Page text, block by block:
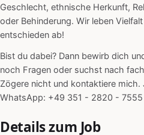
Geschlecht, ethnische Herkunft,
oder Behinderung. Wir leben
entschieden ab!
Bist du dabei? Dann bewirb dich
noch Fragen oder suchst nach
Zögere nicht und kontaktiere
WhatsApp: +49 351 - 2820 - 7555
Details zum Job